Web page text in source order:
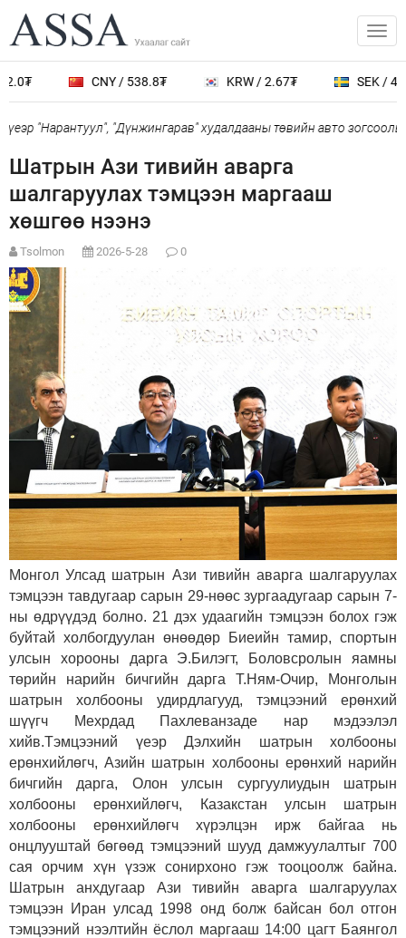
CNY / 538.8₮ KRW / 2.67₮ SEK /
"Нарантуул", "Дүнжингарав" худалдааны төвийн авто зогсоолыг
Шатрын Ази тивийн аварга
шалгаруулах тэмцээн маргааш
хөшгөө нээнэ
Tsolmon 2026-5-28 0
Монгол Улсад шатрын Ази тивийн аварга шалгаруулах
тэмцээн тавдугаар сарын 29-нөөс зургаадугаар сарын 7-
ны өдрүүдэд болно. 21 дэх удаагийн тэмцээн болох гэж
буйтай холбогдуулан өнөөдөр Биеийн тамир, спортын
улсын хорооны дарга Э.Билэгт, Боловсролын яамны
төрийн нарийн бичгийн дарга Т.Ням-Очир, Монголын
шатрын холбооны удирдлагууд, тэмцээний ерөнхий
шүүгч Мехрдад Пахлеванзаде нар мэдээлэл
хийв.Тэмцээний үеэр Дэлхийн шатрын холбооны
ерөнхийлөгч, Азийн шатрын холбооны ерөнхий нарийн
бичгийн дарга, Олон улсын сургуулиудын шатрын
холбооны ерөнхийлөгч, Казакстан улсын шатрын
холбооны ерөнхийлөгч хүрэлцэн ирж байгаа нь
онцлууштай бөгөөд тэмцээний шууд дамжуулалтыг 700
сая орчим хүн үзэж сонирхоно гэж тооцоолж байна.
Шатрын анхдугаар Ази тивийн аварга шалгаруулах
тэмцээн Иран улсад 1998 онд болж байсан бол отгон
тэмцээний нээлтийн ёслол маргааш 14:00 цагт Баянгол